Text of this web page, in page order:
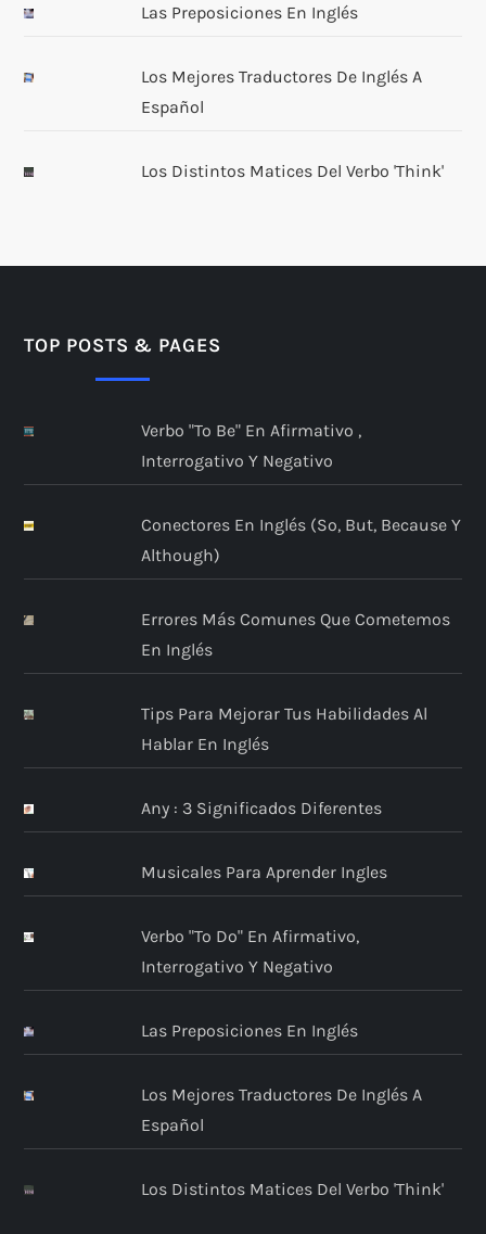
Las Preposiciones En Inglés
Los Mejores Traductores De Inglés A
Español
Los Distintos Matices Del Verbo 'think'
TOP POSTS & PAGES
Verbo "to Be" En Afirmativo ,
Interrogativo Y Negativo
Conectores En Inglés (so, But, Because Y
Although)
Errores Más Comunes Que Cometemos
En Inglés
Tips Para Mejorar Tus Habilidades Al
Hablar En Inglés
Any : 3 Significados Diferentes
Musicales Para Aprender Ingles
Verbo "to Do" En Afirmativo,
Interrogativo Y Negativo
Las Preposiciones En Inglés
Los Mejores Traductores De Inglés A
Español
Los Distintos Matices Del Verbo 'think'